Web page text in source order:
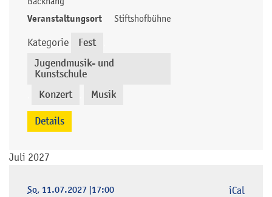
Veranstaltungsort Stiftshofbühne
Kategorie Fest
Jugendmusik- und
Kunstschule
Konzert Musik
Details
Juli 2027
So, 11.07.2027 |17:00 iCal